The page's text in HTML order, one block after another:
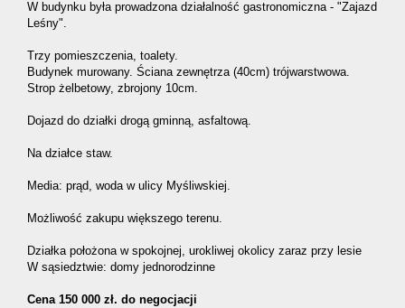
W budynku była prowadzona działalność gastronomiczna - "Zajazd
Leśny".
Trzy pomieszczenia, toalety.
Budynek murowany. Ściana zewnętrza (40cm) trójwarstwowa.
Strop żelbetowy, zbrojony 10cm.
Dojazd do działki drogą gminną, asfaltową.
Na działce staw.
Media: prąd, woda w ulicy Myśliwskiej.
Możliwość zakupu większego terenu.
Działka położona w spokojnej, urokliwej okolicy zaraz przy lesie
W sąsiedztwie: domy jednorodzinne
Cena 150 000 zł. do negocjacji